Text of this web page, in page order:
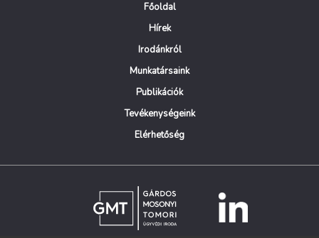
Főoldal
Hírek
Irodánkról
Munkatársaink
Publikációk
Tevékenységeink
Elérhetőség